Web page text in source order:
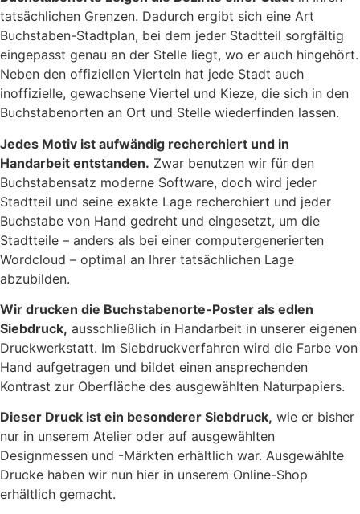
tatsächlichen Grenzen. Dadurch ergibt sich eine Art
Buchstaben-Stadtplan, bei dem jeder Stadtteil sorgfältig
eingepasst genau an der Stelle liegt, wo er auch hingehört.
Neben den offiziellen Vierteln hat jede Stadt auch
inoffizielle, gewachsene Viertel und Kieze, die sich in den
Buchstabenorten an Ort und Stelle wiederfinden lassen.
Jedes Motiv ist aufwändig recherchiert und in
Handarbeit entstanden. Zwar benutzen wir für den
Buchstabensatz moderne Software, doch wird jeder
Stadtteil und seine exakte Lage recherchiert und jeder
Buchstabe von Hand gedreht und eingesetzt, um die
Stadtteile – anders als bei einer computergenerierten
Wordcloud – optimal an Ihrer tatsächlichen Lage
abzubilden.
Wir drucken die Buchstabenorte-Poster als edlen
Siebdruck, ausschließlich in Handarbeit in unserer eigenen
Druckwerkstatt. Im Siebdruckverfahren wird die Farbe von
Hand aufgetragen und bildet einen ansprechenden
Kontrast zur Oberfläche des ausgewählten Naturpapiers.
Dieser Druck ist ein besonderer Siebdruck, wie er bisher
nur in unserem Atelier oder auf ausgewählten
Designmessen und -Märkten erhältlich war. Ausgewählte
Drucke haben wir nun hier in unserem Online-Shop
erhältlich gemacht.